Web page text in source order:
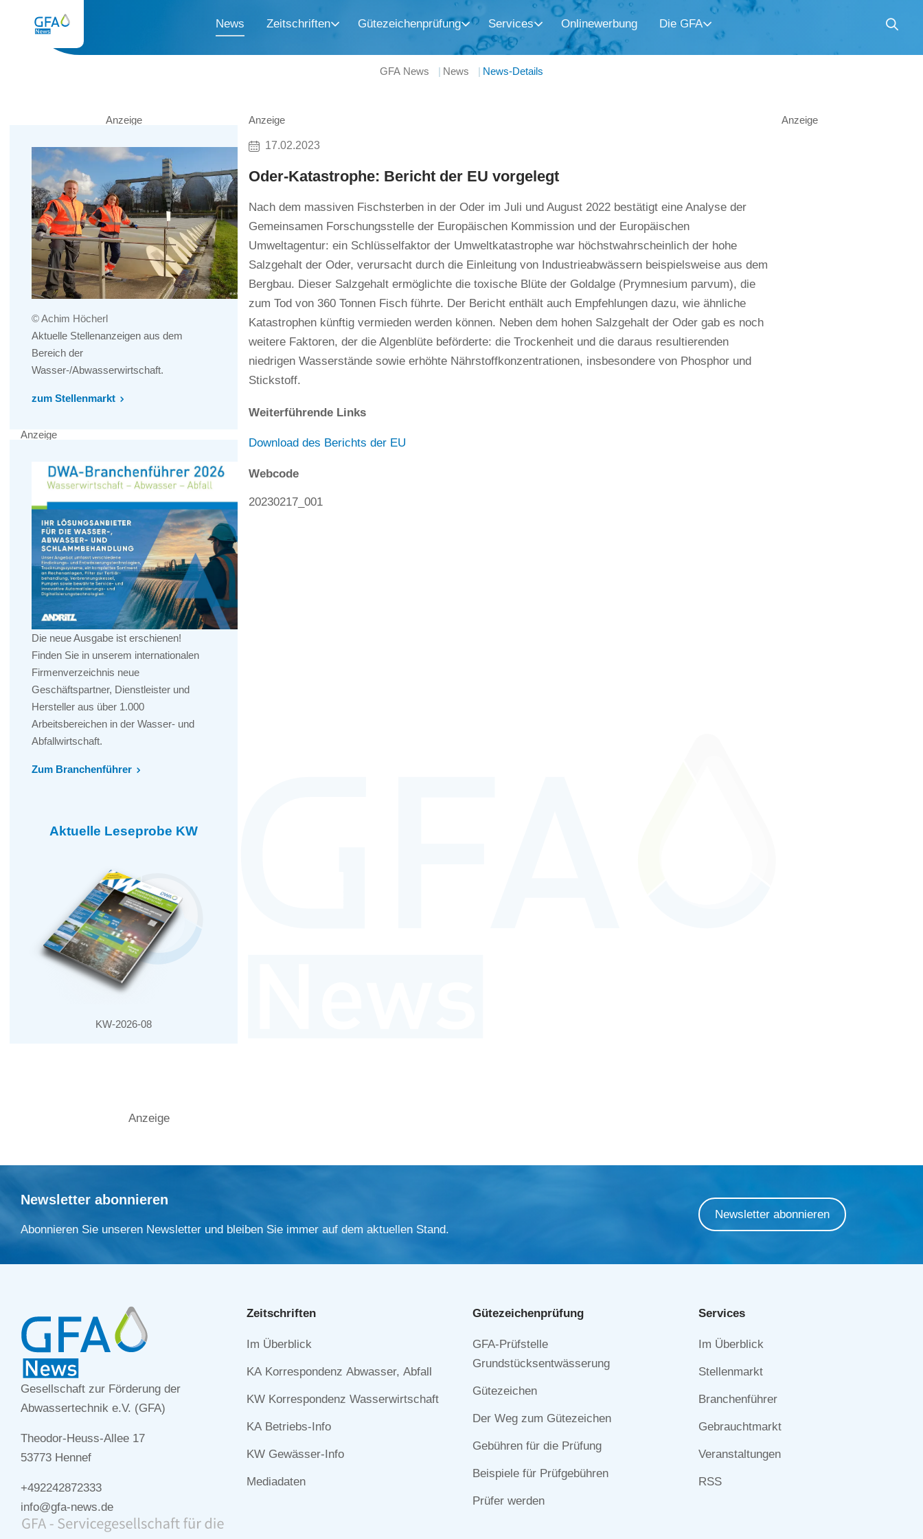
News Zeitschriften Gütezeichenprüfung Services Onlinewerbung Die GFA
GFA News News News-Details
Anzeige
17.02.2023
Oder-Katastrophe: Bericht der EU vorgelegt
Nach dem massiven Fischsterben in der Oder im Juli und August 2022 bestätigt eine Analyse der
Gemeinsamen Forschungsstelle der Europäischen Kommission und der Europäischen
Umweltagentur: ein Schlüsselfaktor der Umweltkatastrophe war höchstwahrscheinlich der hohe
Salzgehalt der Oder, verursacht durch die Einleitung von Industrieabwässern beispielsweise aus dem
Bergbau. Dieser Salzgehalt ermöglichte die toxische Blüte der Goldalge (Prymnesium parvum), die
zum Tod von 360 Tonnen Fisch führte. Der Bericht enthält auch Empfehlungen dazu, wie ähnliche
Katastrophen künftig vermieden werden können. Neben dem hohen Salzgehalt der Oder gab es noch
weitere Faktoren, der die Algenblüte beförderte: die Trockenheit und die daraus resultierenden
niedrigen Wasserstände sowie erhöhte Nährstoffkonzentrationen, insbesondere von Phosphor und
Stickstoff.
Weiterführende Links
Download des Berichts der EU
Webcode
20230217_001
Anzeige
© Achim Höcherl
Aktuelle Stellenanzeigen aus dem
Bereich der
Wasser-/Abwasserwirtschaft.
zum Stellenmarkt
Anzeige
Die neue Ausgabe ist erschienen!
Finden Sie in unserem internationalen
Firmenverzeichnis neue
Geschäftspartner, Dienstleister und
Hersteller aus über 1.000
Arbeitsbereichen in der Wasser- und
Abfallwirtschaft.
Zum Branchenführer
Aktuelle Leseprobe KW
KW-2026-08
Anzeige
Anzeige
Newsletter abonnieren
Abonnieren Sie unseren Newsletter und bleiben Sie immer auf dem aktuellen Stand.
Newsletter abonnieren
Gesellschaft zur Förderung der
Abwassertechnik e.V. (GFA)
Theodor-Heuss-Allee 17
53773 Hennef
+492242872333
info@gfa-news.de
Zeitschriften
Navigation
Im Überblick
KA Korrespondenz Abwasser, Abfall
KW Korrespondenz Wasserwirtschaft
KA Betriebs-Info
KW Gewässer-Info
Mediadaten
Gütezeichen­prüfung
Navigation
überspringen
GFA-Prüfstelle
Grundstücksentwässerung
Gütezeichen
Der Weg zum Gütezeichen
Gebühren für die Prüfung
Beispiele für Prüfgebühren
Prüfer werden
Services
Navigation
Im Überblick
Stellenmarkt
Branchenführer
Gebrauchtmarkt
Veranstaltungen
RSS